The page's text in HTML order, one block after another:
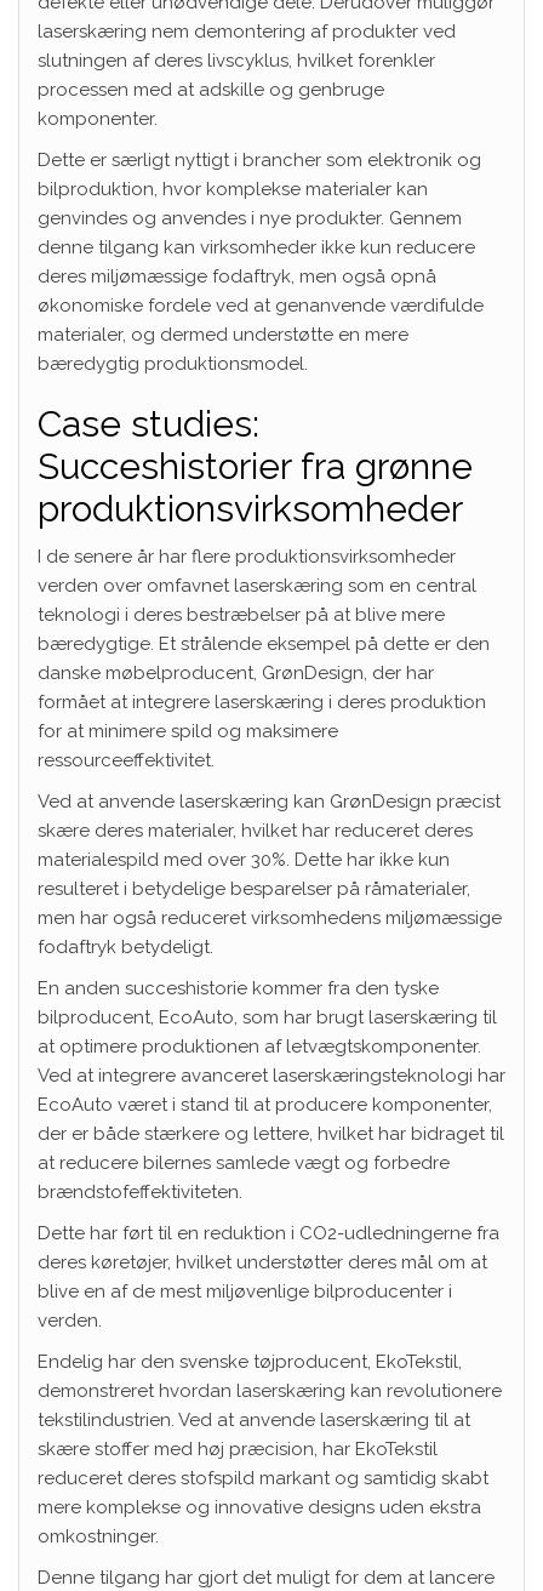
laserskæring nem demontering af produkter ved
slutningen af deres livscyklus, hvilket forenkler
processen med at adskille og genbruge
komponenter.
Dette er særligt nyttigt i brancher som elektronik og
bilproduktion, hvor komplekse materialer kan
genvindes og anvendes i nye produkter. Gennem
denne tilgang kan virksomheder ikke kun reducere
deres miljømæssige fodaftryk, men også opnå
økonomiske fordele ved at genanvende værdifulde
materialer, og dermed understøtte en mere
bæredygtig produktionsmodel.
Case studies:
Succeshistorier fra grønne
produktionsvirksomheder
I de senere år har flere produktionsvirksomheder
verden over omfavnet laserskæring som en central
teknologi i deres bestræbelser på at blive mere
bæredygtige. Et strålende eksempel på dette er den
danske møbelproducent, GrønDesign, der har
formået at integrere laserskæring i deres produktion
for at minimere spild og maksimere
ressourceeffektivitet.
Ved at anvende laserskæring kan GrønDesign præcist
skære deres materialer, hvilket har reduceret deres
materialespild med over 30%. Dette har ikke kun
resulteret i betydelige besparelser på råmaterialer,
men har også reduceret virksomhedens miljømæssige
fodaftryk betydeligt.
En anden succeshistorie kommer fra den tyske
bilproducent, EcoAuto, som har brugt laserskæring til
at optimere produktionen af letvægtskomponenter.
Ved at integrere avanceret laserskæringsteknologi har
EcoAuto været i stand til at producere komponenter,
der er både stærkere og lettere, hvilket har bidraget til
at reducere bilernes samlede vægt og forbedre
brændstofeffektiviteten.
Dette har ført til en reduktion i CO2-udledningerne fra
deres køretøjer, hvilket understøtter deres mål om at
blive en af de mest miljøvenlige bilproducenter i
verden.
Endelig har den svenske tøjproducent, EkoTekstil,
demonstreret hvordan laserskæring kan revolutionere
tekstilindustrien. Ved at anvende laserskæring til at
skære stoffer med høj præcision, har EkoTekstil
reduceret deres stofspild markant og samtidig skabt
mere komplekse og innovative designs uden ekstra
omkostninger.
Denne tilgang har gjort det muligt for dem at lancere